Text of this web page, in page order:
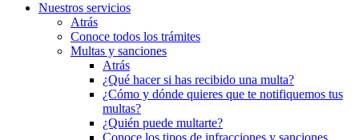
Nuestros servicios
Atrás
Conoce todos los trámites
Multas y sanciones
Atrás
¿Qué hacer si has recibido una multa?
¿Cómo y dónde quieres que te notifiquemos tus
multas?
¿Quién puede multarte?